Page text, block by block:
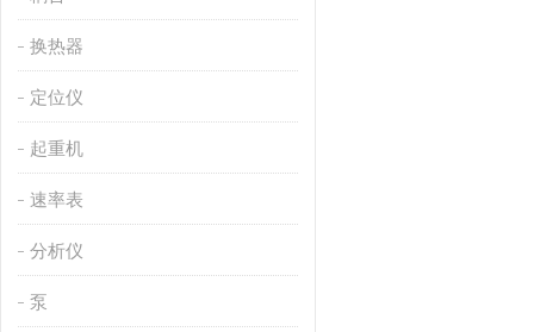
换热器
定位仪
起重机
速率表
分析仪
泵